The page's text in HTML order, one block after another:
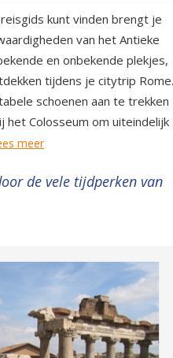
kunt vinden brengt je
van het Antieke
en onbekende plekjes,
tijdens je citytrip Rome.
schoenen aan te trekken
het Colosseum om uiteindelijk
meer
de vele tijdperken van